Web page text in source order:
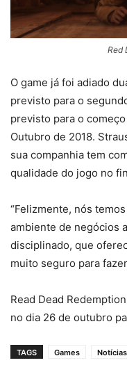
Red
O game já foi adiado
previsto para o
previsto para o
Outubro de 2018.
sua companhia tem
qualidade do jogo no
“Felizmente, nós
ambiente de negócios
disciplinado, que
muito seguro para
Read Dead
no dia 26 de outubro
TAGS Games Notícias